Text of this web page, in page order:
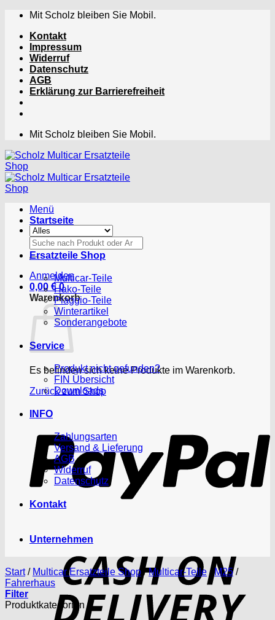
Zum
springen
Mit Scholz bleiben Sie Mobil.
Kontakt
Impressum
Widerruf
Datenschutz
AGB
Erklärung zur Barrierefreiheit
Mit Scholz bleiben Sie Mobil.
Menü
Suchen
nach:
Anmelden
0,00 € 0
Warenkorb
Es befinden sich keine Produkte im Warenkorb.
Zurück zum Shop
Startseite
Ersatzteile Shop
Multicar-Teile
Hako-Teile
Piaggio-Teile
Winterartikel
Sonderangebote
Service
Produkt nicht gefunden?
FIN Übersicht
Downloads
INFO
Zahlungsarten
Versand & Lieferung
AGB
Widerruf
Datenschutz
Kontakt
Unternehmen
Start / Multicar Ersatzteile Shop / Multicar-Teile / M25 /
Fahrerhaus
Filter
Produktkategorien